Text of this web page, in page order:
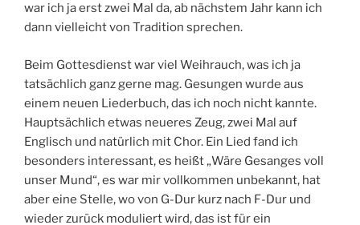
war ich ja erst zwei Mal da, ab nächstem Jahr kann ich
dann vielleicht von Tradition sprechen.
Beim Gottesdienst war viel Weihrauch, was ich ja
tatsächlich ganz gerne mag. Gesungen wurde aus
einem neuen Liederbuch, das ich noch nicht kannte.
Hauptsächlich etwas neueres Zeug, zwei Mal auf
Englisch und natürlich mit Chor. Ein Lied fand ich
besonders interessant, es heißt „Wäre Gesanges voll
unser Mund“, es war mir vollkommen unbekannt, hat
aber eine Stelle, wo von G-Dur kurz nach F-Dur und
wieder zurück moduliert wird, das ist für ein